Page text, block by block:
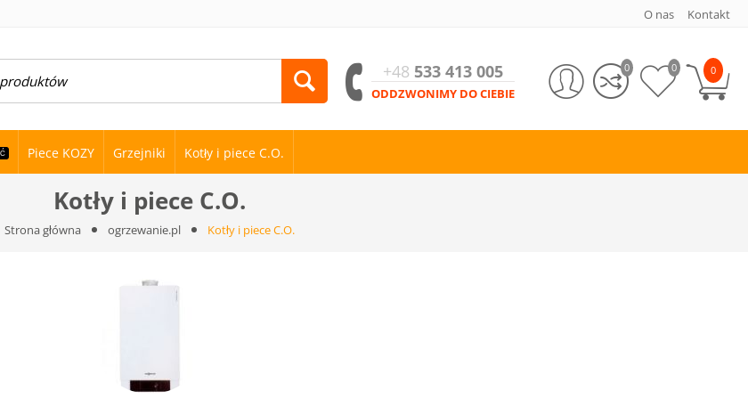
O nas Kontakt
+48 533 413 005
ODDZWONIMY DO CIEBIE
0
0 0
Piece KOZY Grzejniki Kotły i piece C.O.
Kotły i piece C.O.
Strona główna ogrzewanie.pl Kotły i piece C.O.